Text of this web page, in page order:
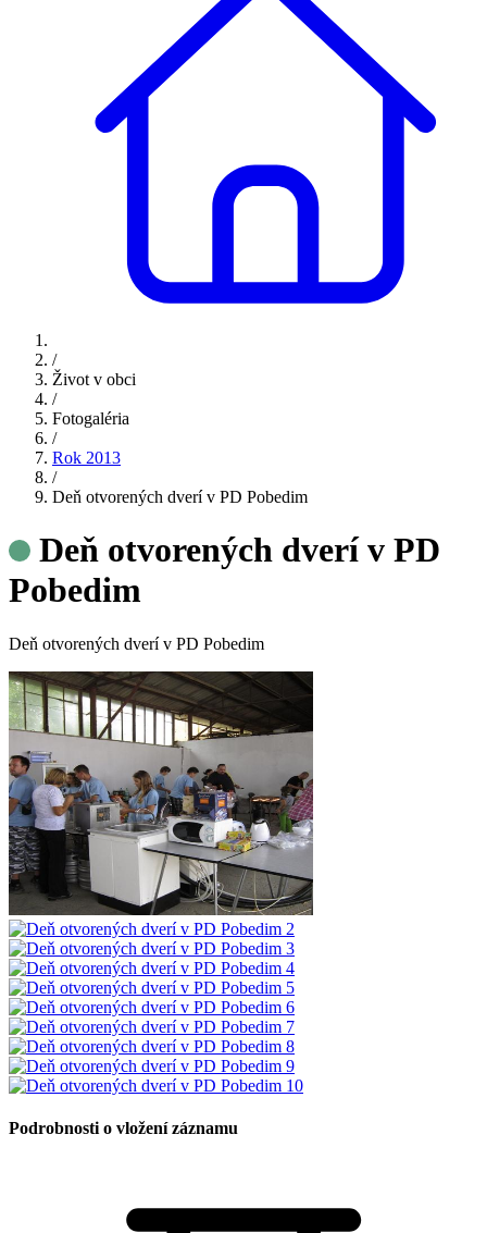
/
Život v obci
/
Fotogaléria
/
Rok 2013
/
Deň otvorených dverí v PD Pobedim
Deň otvorených dverí v PD
Pobedim
Deň otvorených dverí v PD Pobedim
Podrobnosti o vložení záznamu